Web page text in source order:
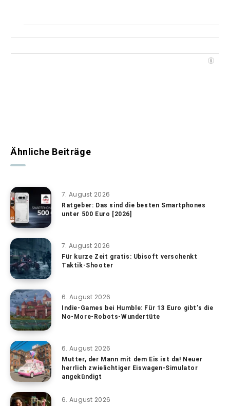
Ähnliche Beiträge
7. August 2026
Ratgeber: Das sind die besten Smartphones
unter 500 Euro [2026]
7. August 2026
Für kurze Zeit gratis: Ubisoft verschenkt
Taktik-Shooter
6. August 2026
Indie-Games bei Humble: Für 13 Euro gibt’s die
No-More-Robots-Wundertüte
6. August 2026
Mutter, der Mann mit dem Eis ist da! Neuer
herrlich zwielichtiger Eiswagen-Simulator
angekündigt
6. August 2026